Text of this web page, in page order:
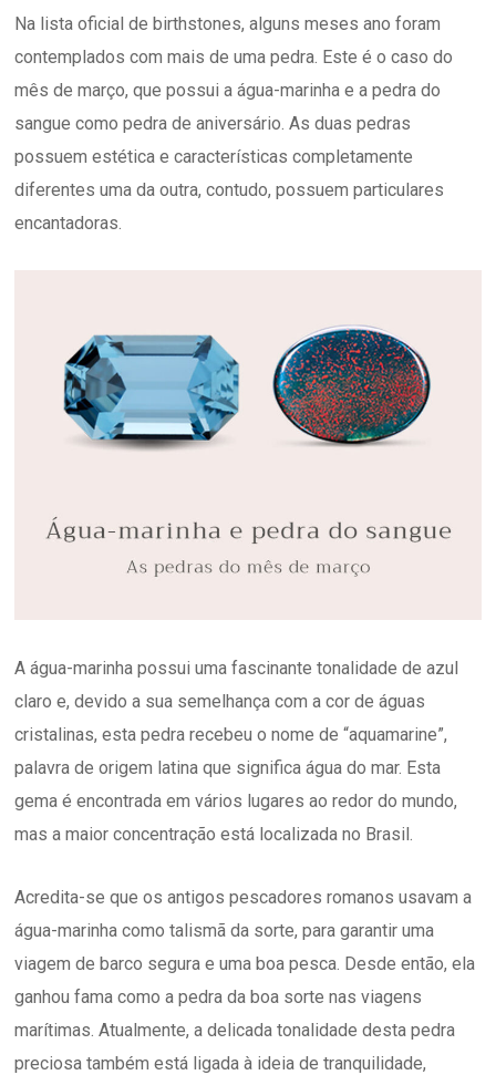
Na lista oficial de birthstones, alguns meses ano foram
contemplados com mais de uma pedra. Este é o caso do
mês de março, que possui a água-marinha e a pedra do
sangue como pedra de aniversário. As duas pedras
possuem estética e características completamente
diferentes uma da outra, contudo, possuem particulares
encantadoras.
A água-marinha possui uma fascinante tonalidade de azul
claro e, devido a sua semelhança com a cor de águas
cristalinas, esta pedra recebeu o nome de “aquamarine”,
palavra de origem latina que significa água do mar. Esta
gema é encontrada em vários lugares ao redor do mundo,
mas a maior concentração está localizada no Brasil.
Acredita-se que os antigos pescadores romanos usavam a
água-marinha como talismã da sorte, para garantir uma
viagem de barco segura e uma boa pesca. Desde então, ela
ganhou fama como a pedra da boa sorte nas viagens
marítimas. Atualmente, a delicada tonalidade desta pedra
preciosa também está ligada à ideia de tranquilidade,